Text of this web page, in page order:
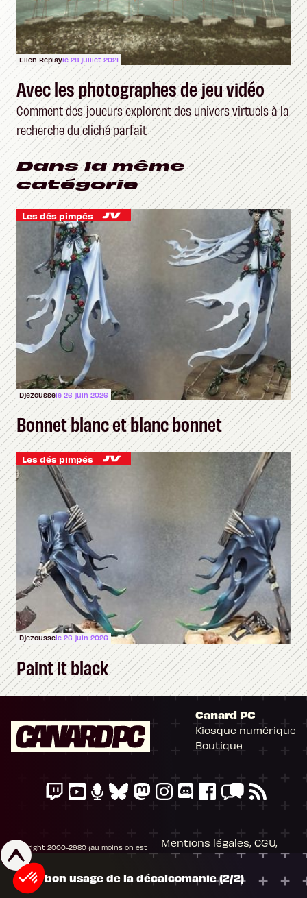
Du bon usage de la décalcomanie (2/2)
À la recherche du tank perdu
À la recherche du tank perdu
Ellen Replayle 28 juillet 2021
Avec les photographes de jeu vidéo
Comment des joueurs explorent des univers virtuels à la
recherche du cliché parfait
Dans la même
catégorie
Les dés pimpés
Djezoussele 26 juin 2026
Bonnet blanc et blanc bonnet
Les dés pimpés
Djezoussele 26 juin 2026
Paint it black
Canard PC
Kiosque numérique
Boutique
Copyright 2000-2980 (au moins on est
peinards), Canard PC. Editeur Presse
Non-Stop. Tous droits réservés.
Mentions légales, CGU,
RGPD
Préférences cookies